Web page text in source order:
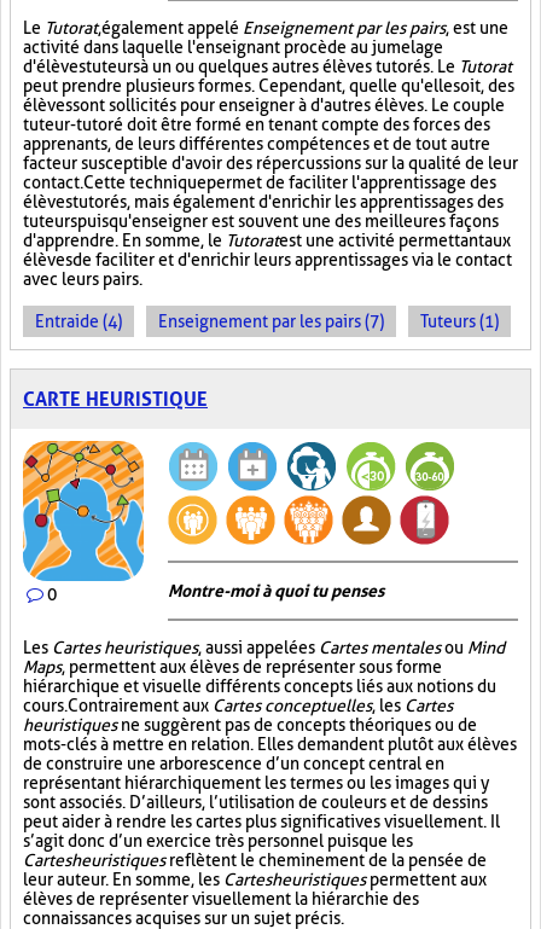
Le Tutorat, également appelé Enseignement par les pairs, est une
activité dans laquelle l'enseignant procède au jumelage
d'élèves tuteurs à un ou quelques autres élèves tutorés. Le Tutorat
peut prendre plusieurs formes. Cependant, quelle qu'elle soit, des
élèves sont sollicités pour enseigner à d'autres élèves. Le couple
tuteur-tutoré doit être formé en tenant compte des forces des
apprenants, de leurs différentes compétences et de tout autre
facteur susceptible d'avoir des répercussions sur la qualité de leur
contact. Cette technique permet de faciliter l'apprentissage des
élèves tutorés, mais également d'enrichir les apprentissages des
tuteurs puisqu'enseigner est souvent une des meilleures façons
d'apprendre. En somme, le Tutoratest une activité permettant aux
élèves de faciliter et d'enrichir leurs apprentissages via le contact
avec leurs pairs.
Entraide (4) Enseignement par les pairs (7) Tuteurs (1)
CARTE HEURISTIQUE
0 Montre-moi à quoi tu penses
Les Cartes heuristiques, aussi appelées Cartes mentalesou Mind
Maps, permettent aux élèves de représenter sous forme
hiérarchique et visuelle différents concepts liés aux notions du
cours. Contrairement aux Cartes conceptuelles, les Cartes
heuristiquesne suggèrent pas de concepts théoriques ou de
mots-clés à mettre en relation. Elles demandent plutôt aux élèves
de construire une arborescence d’un concept central en
représentant hiérarchiquement les termes ou les images qui y
sont associés. D’ailleurs, l’utilisation de couleurs et de dessins
peut aider à rendre les cartes plus significatives visuellement. Il
s’agit donc d’un exercice très personnel puisque les
Cartes heuristiquesreflètent le cheminement de la pensée de
leur auteur. En somme, les Cartes heuristiquespermettent aux
élèves de représenter visuellement la hiérarchie des
connaissances acquises sur un sujet précis.